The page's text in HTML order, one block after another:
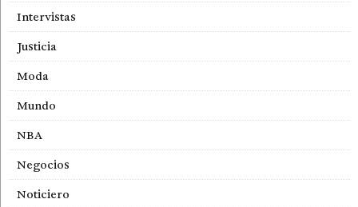
Intervistas
Justicia
Moda
Mundo
NBA
Negocios
Noticiero